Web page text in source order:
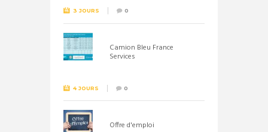
3 JOURS 0
Camion Bleu France
Services
4 JOURS 0
Offre d'emploi